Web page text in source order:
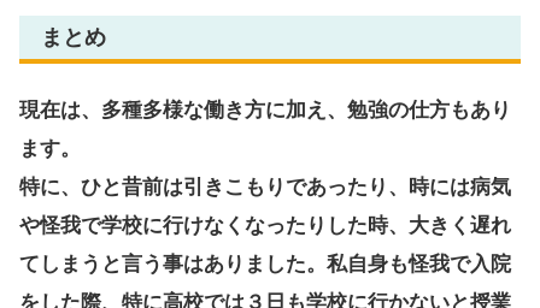
まとめ
現在は、多種多様な働き方に加え、勉強の仕方もあり
ます。
特に、ひと昔前は引きこもりであったり、時には病気
や怪我で学校に行けなくなったりした時、大きく遅れ
てしまうと言う事はありました。私自身も怪我で入院
をした際、特に高校では３日も学校に行かないと授業